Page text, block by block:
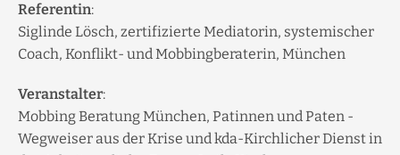
Referentin:
Siglinde Lösch, zertifizierte Mediatorin, systemischer
Coach, Konflikt- und Mobbingberaterin, München
Veranstalter:
Mobbing Beratung München, Patinnen und Paten -
Wegweiser aus der Krise und kda-Kirchlicher Dienst in